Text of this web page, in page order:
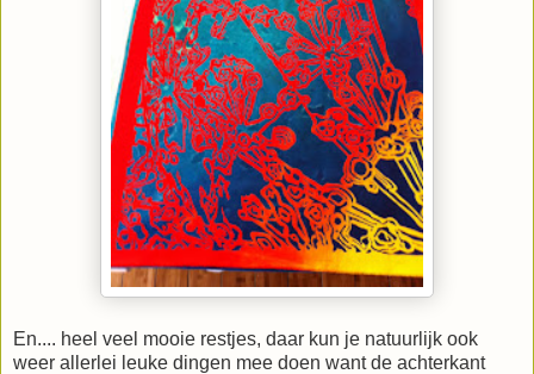
En.... heel veel mooie restjes, daar kun je natuurlijk ook
weer allerlei leuke dingen mee doen want de achterkant